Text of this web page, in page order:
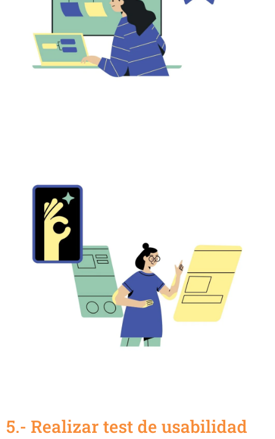
5.- Realizar test de usabilidad